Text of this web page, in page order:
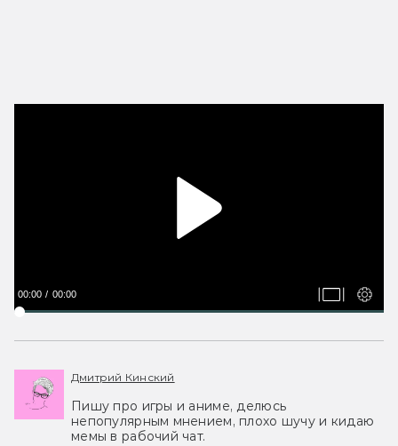
00:00 00:00
Дмитрий Кинский
Пишу про игры и аниме, делюсь
непопулярным мнением, плохо шучу и кидаю
мемы в рабочий чат.